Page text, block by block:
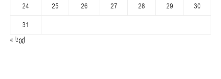
24
25 26 27 28 29
30
31
« სექ